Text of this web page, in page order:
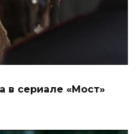
в сериале «Мост»